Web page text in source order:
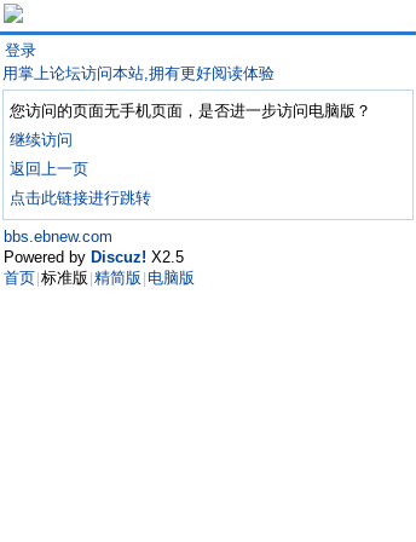
登录
用掌上论坛访问本站,拥有更好阅读体验
您访问的页面无手机页面，是否进一步访问电脑版？
继续访问
返回上一页
点击此链接进行跳转
bbs.ebnew.com
Powered by Discuz! X2.5
首页 标准版 精简版 电脑版